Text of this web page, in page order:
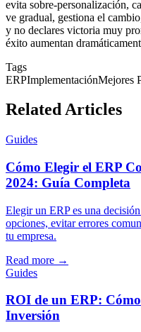
evita sobre-personalización,
ve gradual, gestiona el
y no declares victoria muy
éxito aumentan
Tags
ERPImplementaciónMejores
Related Articles
Guides
Cómo Elegir el ERP
2024: Guía Completa
Elegir un ERP es una
opciones, evitar errores
tu empresa.
Read more →
Guides
ROI de un ERP:
Inversión